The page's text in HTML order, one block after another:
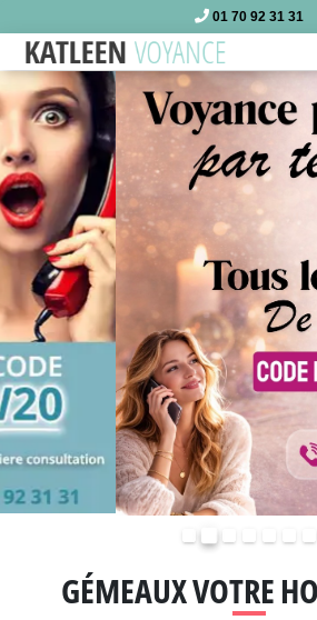
01 70 92 31 31
GÉMEAUX VOTRE